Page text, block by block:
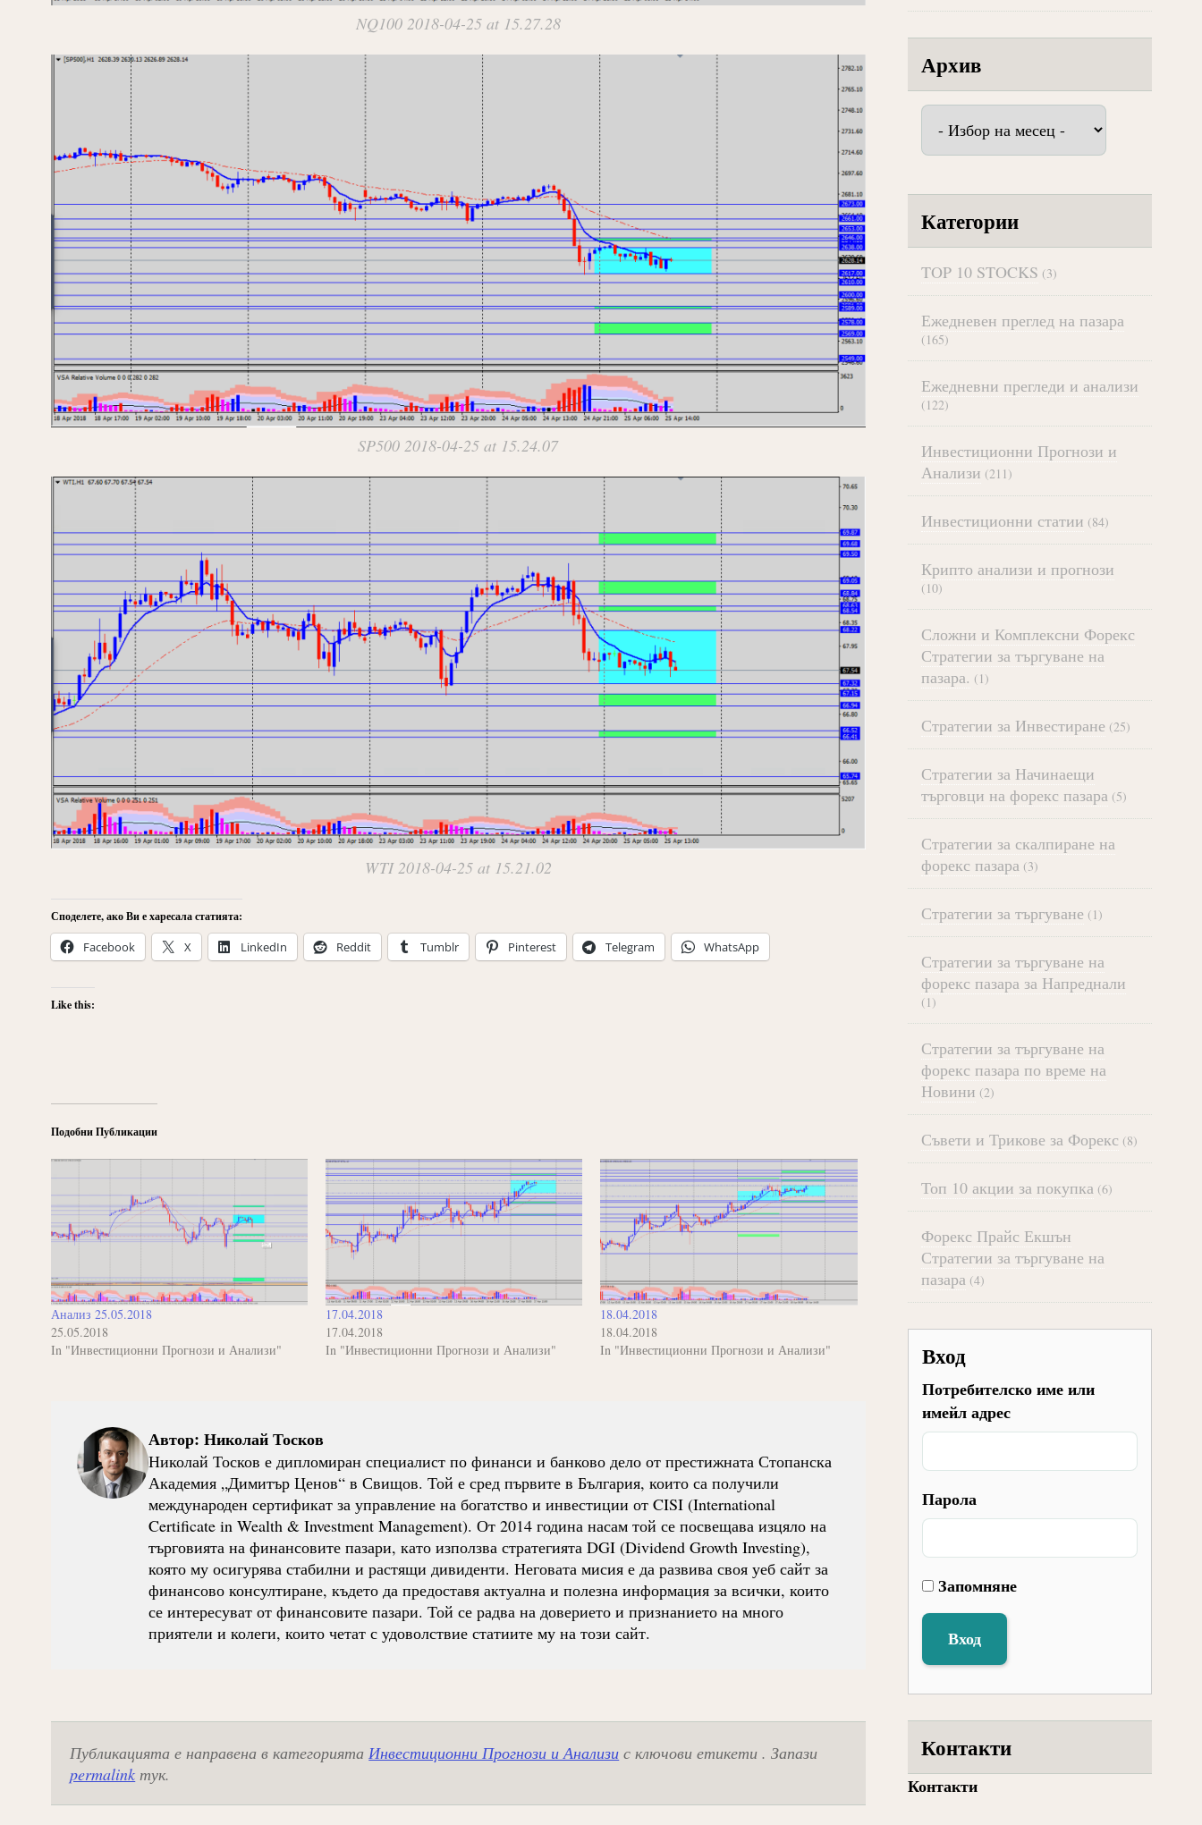
NQ100 2018-04-25 at 15.27.28
SP500 2018-04-25 at 15.24.07
WTI 2018-04-25 at 15.21.02
Споделете, ако Ви е харесала статията:
Facebook X LinkedIn Reddit Tumblr Pinterest Telegram WhatsApp
Like this:
Подобни Публикации
Анализ 25.05.2018
25.05.2018
In "Инвестиционни Прогнози и Анализи"
17.04.2018
17.04.2018
In "Инвестиционни Прогнози и Анализи"
18.04.2018
18.04.2018
In "Инвестиционни Прогнози и Анализи"
Автор: Николай Тосков
Николай Тосков е дипломиран специалист по финанси и банково дело от престижната Стопанска
Академия „Димитър Ценов“ в Свищов. Той е сред първите в България, които са получили
международен сертификат за управление на богатство и инвестиции от CISI (International
Certificate in Wealth & Investment Management). От 2014 година насам той се посвещава изцяло на
търговията на финансовите пазари, като използва стратегията DGI (Dividend Growth Investing),
която му осигурява стабилни и растящи дивиденти. Неговата мисия е да развива своя уеб сайт за
финансово консултиране, където да предоставя актуална и полезна информация за всички, които
се интересуват от финансовите пазари. Той се радва на доверието и признанието на много
приятели и колеги, които четат с удоволствие статиите му на този сайт.
Публикацията е направена в категориятаИнвестиционни Прогнози и Анализи с ключови етикети . Запази
permalink тук.
Архив
Архив
Категории
TOP 10 STOCKS (3)
Ежедневен преглед на пазара
(165)
Ежедневни прегледи и анализи
(122)
Инвестиционни Прогнози и
Анализи (211)
Инвестиционни статии (84)
Крипто анализи и прогнози
(10)
Сложни и Комплексни Форекс
Стратегии за търгуване на
пазара. (1)
Стратегии за Инвестиране (25)
Стратегии за Начинаещи
търговци на форекс пазара (5)
Стратегии за скалпиране на
форекс пазара (3)
Стратегии за търгуване (1)
Стратегии за търгуване на
форекс пазара за Напреднали
(1)
Стратегии за търгуване на
форекс пазара по време на
Новини (2)
Съвети и Трикове за Форекс (8)
Топ 10 акции за покупка (6)
Форекс Прайс Екшън
Стратегии за търгуване на
пазара (4)
Вход
Потребителско име или
имейл адрес
Парола
Запомняне
Вход
Контакти
Контакти